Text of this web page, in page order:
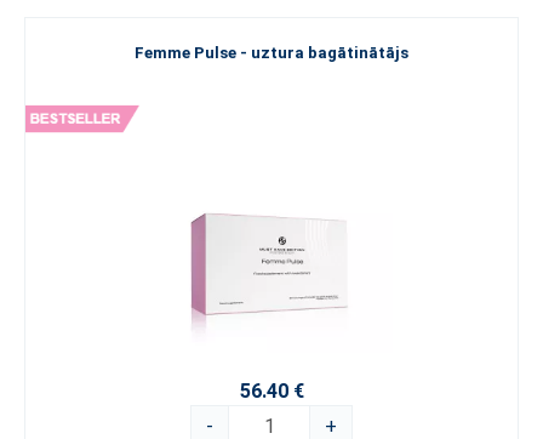
Femme Pulse - uztura bagātinātājs
56.40 €
-
+